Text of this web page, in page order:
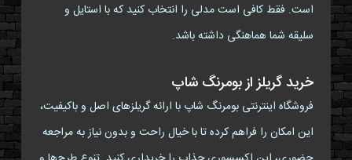
است. فقط کافی است مدلی را انتخاب کنید که با استایل و
سلیقه شما هماهنگی داشته باشد.
خرید گریلز از بومرنگ شاپ
فروشگاه اینترنتی بومرنگ شاپ با ارائه گریلزهای اصل و باکیفیت،
این امکان را فراهم کرده تا با خیال راحت و بدون نیاز به مراجعه